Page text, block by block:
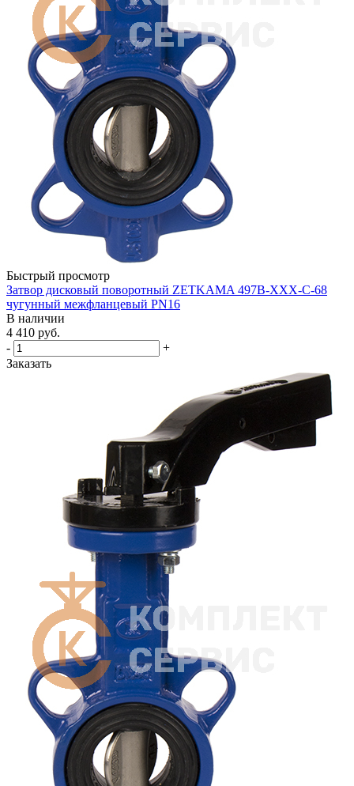
Быстрый просмотр
Затвор дисковый поворотный ZETKAMA 497B-XXX-C-68
чугунный межфланцевый PN16
В наличии
4 410 руб.
-
+
Заказать